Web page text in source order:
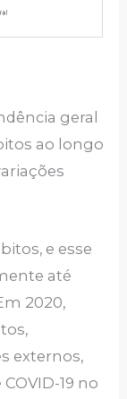
geral
ao longo
e esse
até
2020,
externos,
19 no